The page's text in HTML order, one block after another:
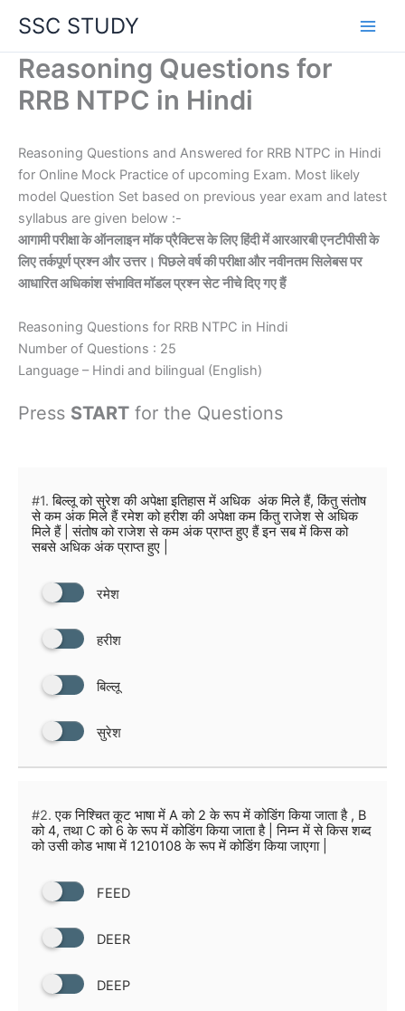
content
SSC STUDY
Reasoning Questions for
RRB NTPC in Hindi
Reasoning Questions and Answered for RRB NTPC in Hindi
for Online Mock Practice of upcoming Exam. Most likely
model Question Set based on previous year exam and latest
syllabus are given below :-
आगामी परीक्षा के ऑनलाइन मॉक प्रैक्टिस के लिए हिंदी में आरआरबी एनटीपीसी के
लिए तर्कपूर्ण प्रश्न और उत्तर। पिछले वर्ष की परीक्षा और नवीनतम सिलेबस पर
आधारित अधिकांश संभावित मॉडल प्रश्न सेट नीचे दिए गए हैं
Reasoning Questions for RRB NTPC in Hindi
Number of Questions : 25
Language – Hindi and bilingual (English)
Press START for the Questions
#1. बिल्लू को सुरेश की अपेक्षा इतिहास में अधिक अंक मिले हैं, किंतु संतोष
से कम अंक मिले हैं रमेश को हरीश की अपेक्षा कम किंतु राजेश से अधिक
मिले हैं | संतोष को राजेश से कम अंक प्राप्त हुए हैं इन सब में किस को
सबसे अधिक अंक प्राप्त हुए |
रमेश
हरीश
बिल्लू
सुरेश
#2. एक निश्चित कूट भाषा में A को 2 के रूप में कोडिंग किया जाता है , B
को 4, तथा C को 6 के रूप में कोडिंग किया जाता है | निम्न में से किस शब्द
को उसी कोड भाषा में 1210108 के रूप में कोडिंग किया जाएगा |
FEED
DEER
DEEP